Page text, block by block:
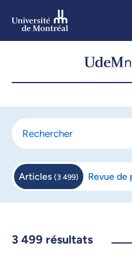
Articles (3 499) Revue de
3 499 résultats